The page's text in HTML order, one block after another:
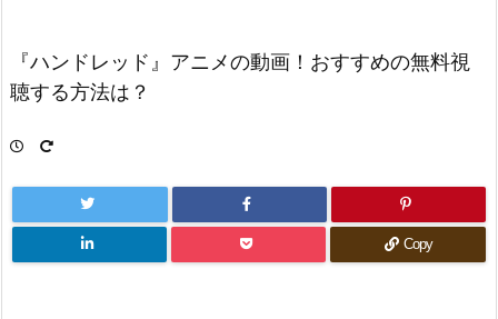
『ハンドレッド』アニメの動画！おすすめの無料視
聴する方法は？
Copy